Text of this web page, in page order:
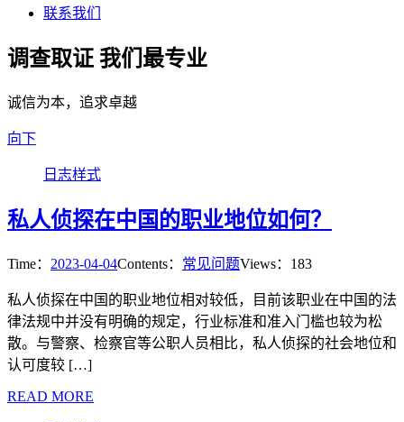
联系我们
调查取证 我们最专业
诚信为本，追求卓越
向下
日志样式
私人侦探在中国的职业地位如何？
Time： 2023-04-04Contents： 常见问题Views：183
私人侦探在中国的职业地位相对较低，目前该职业在中国的法
律法规中并没有明确的规定，行业标准和准入门槛也较为松
散。与警察、检察官等公职人员相比，私人侦探的社会地位和
认可度较 […]
READ MORE